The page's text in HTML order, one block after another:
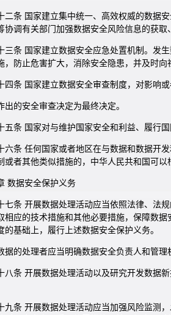
二条 国家建立集中统一、高效权威的数据
协调有关部门加强数据安全风险信息的获
三条 国家建立数据安全应急处置机制。发
，防止危害扩大，消除安全隐患，并及时
四条 国家建立数据安全审查制度，对影响
出的安全审查决定为最终决定。
五条 国家对与维护国家安全和利益、履行
六条 任何国家或者地区在与数据和数据开
或者其他类似措施的，中华人民共和国可
数据安全保护义务
七条 开展数据处理活动应当依照法律、法
相应的技术措施和其他必要措施，保障数
的基础上，履行上述数据安全保护义务。
据的处理者应当明确数据安全负责人和管
八条 开展数据处理活动以及研究开发数据
九条 开展数据处理活动应当加强风险监测